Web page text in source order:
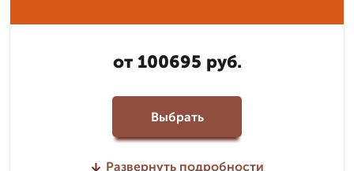
от 100695 руб.
Выбрать
Развернуть подробности